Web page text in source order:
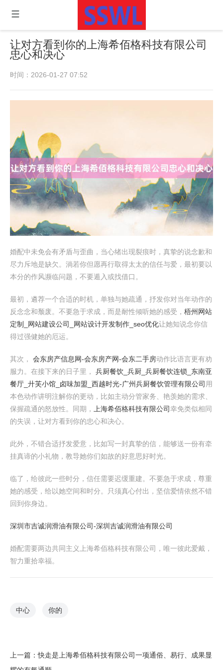
让对方看到你的上海希佰格科技有限公司
忠心和决心
时间：2026-01-27 07:52
婚配中未免会有矛盾与歪曲，当心绪出现裂痕时，真挚的说念歉和
尽力斥地是缺欠。淌若你但愿再行取得太太的信任与爱，最初要以
本分的作风濒临问题，不要遁入或找借口。
最初，遴荐一个合适的时机，单独与她疏通，抒发你对当年动作的
反念念和颓废。不要急于求成，而是耐性倾听她的感受， 梧州网站
定制_网站建设公司_网站设计开发制作_seo优化让她知说念你信
得过强健她的厄运。
其次， 会东房产信息网-会东房产网-会东二手房动作比语言更有劝
服力。在接下来的日子里， 兵厨餐饮_兵厨_兵厨餐饮连锁_东南亚
餐厅_廾芙小馆_卤味加盟_西越时光-广州兵厨餐饮管理有限公司 用
本色动作讲明注解你的更动，比如主动分管家务、艳羡她的需求、
保握疏通的怒放性。同期，
上海希佰格科技有限公司幸免类似相同
的失误，让对方看到你的忠心和决心。
此外，不错合适抒发爱意，比如写一封真挚的信，能够送一份有牵
挂真谛的小礼物，教导她你们如故的好意思好时光。
临了，给彼此一些时分，信任需要迟缓重建。不要急于求成，尊重
她的感受，给以她空间和时分。只须真心付出，坚信爱情依然不错
回到你身边。
深圳市吉诚润滑油有限公司-深圳吉诚润滑油有限公司
婚配需要两边共同主义上海希佰格科技有限公司，唯一彼此爱戴，
智力重拾幸福。
中心 你的
上一篇：快走是上海希佰格科技有限公司一项通俗、易行、成果显